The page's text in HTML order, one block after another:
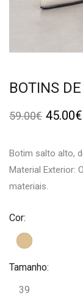
BOTINS
59.00€ 45.00€
Botim salto alto,
Material Exterior:
materiais.
Cor:
Tamanho:
39